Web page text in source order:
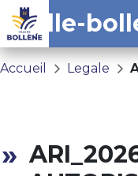
ville-
Accueil Legale